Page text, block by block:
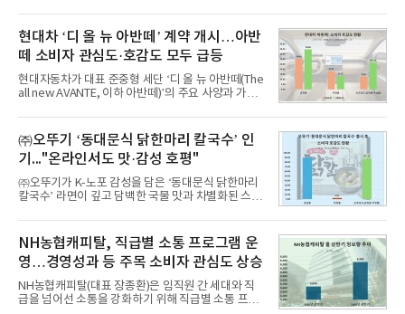
디교육, 대교, 디지
이 순으로 뒤를 이었다.7일 한국기업평판연구소(소장
구창환)는 산업통상자원부 공공기관 41개 브랜드를
대상으로 지난 7월 7일부터 8월 7일까지 수집된 소비
자 빅데이터 91,102,549건을 분석한 결과, 한국전력
공사가 브랜드평판지수 10,670,633을 기록하며 8월
1위에 올랐다고 밝혔다. 분석에 활용된 빅데이터는 지
난 7월(88,893,823건) 대비 2.48% 증가한 수치다.연
수력원자력, 한국석
현대차 ‘디 올 뉴 아반떼’ 계약 개시…아반
떼 소비자 관심도·호감도 모두 급등
현대자동차가 대표 준중형 세단 ‘디 올 뉴 아반떼(The
all new AVANTE, 이하 아반떼)’의 주요 사양과 가격
떼는 6년 만에 선보이는 8세대 완전변경 모델로, ▲정
교한 선과 면을 중심으로 완성한 파격적인 디자인 ▲
과거 중형 세단 수준으로 확대된 차체 제원 ▲글로벌
최고 수준의 안전성 ▲성능과 효율을 동시에 높인 주
행 완성도 ▲첨단 편의 및 디지털 사양 적용 등을 통해
글로벌 준중형 세단의 새로운 기준을 세웠다.아반떼
는 가솔린 2.0과 1.6 하이브리드 두 가지 파워트레인
넘
㈜오뚜기 ‘동대문식 닭한마리 칼국수’ 인
기..."온라인서도 맛·감성 호평"
㈜오뚜기가 K-노포 감성을 담은 ‘동대문식 닭한마리
칼국수’ 라면이 깊고 담백한 국물 맛과 차별화된 스토
혔다.‘동대문식 닭한마리 칼국수’는 예상을 뛰어넘는
소비자 호응에 힘입어 지난 7월 13일 첫 선을 보인 지
단 18일 만에 누적 판매량 50만 개를 돌파하는 성과를
거두었다.이번 신제품은 개발진이 전국의 닭한마리
전문점을 직접 찾아 다니며 최적의 육수 비율을 완성
했다. 자극적이지 않으면서도 깊은 닭육수에 마늘의
개운한 풍미를 더했으며, 국물이 잘 배어들면서도 쫄
NH농협캐피탈, 직급별 소통 프로그램 운
영…경영성과 등 주목 소비자 관심도 상승
NH농협캐피탈(대표 장종환)은 임직원 간 세대와 직
급을 넘어선 소통을 강화하기 위해 직급별 소통 프로